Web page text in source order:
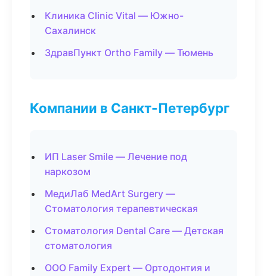
Клиника Clinic Vital — Южно-
Сахалинск
ЗдравПункт Ortho Family — Тюмень
Компании в Санкт-Петербург
ИП Laser Smile — Лечение под
наркозом
МедиЛаб MedArt Surgery —
Стоматология терапевтическая
Стоматология Dental Care — Детская
стоматология
ООО Family Expert — Ортодонтия и